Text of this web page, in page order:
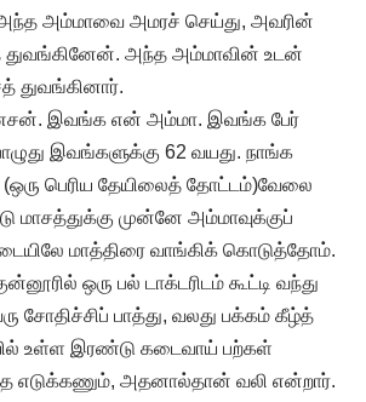
அந்த அம்மாவை அமரச் செய்து, அவரின்
துவங்கினேன். அந்த அம்மாவின் உடன்
துவங்கினார்.
இவங்க என் அம்மா. இவங்க பேர்
இவங்களுக்கு 62 வயது. நாங்க
(ஒரு பெரிய தேயிலைத் தோட்டம்)வேலை
முன்னே அம்மாவுக்குப்
மாத்திரை வாங்கிக் கொடுத்தோம்.
ஒரு பல் டாக்டரிடம் கூட்டி வந்து
சோதிச்சிப் பாத்து, வலது பக்கம் கீழ்த்
உள்ள இரண்டு கடைவாய் பற்கள்
எடுக்கணும், அதனால்தான் வலி என்றார்.